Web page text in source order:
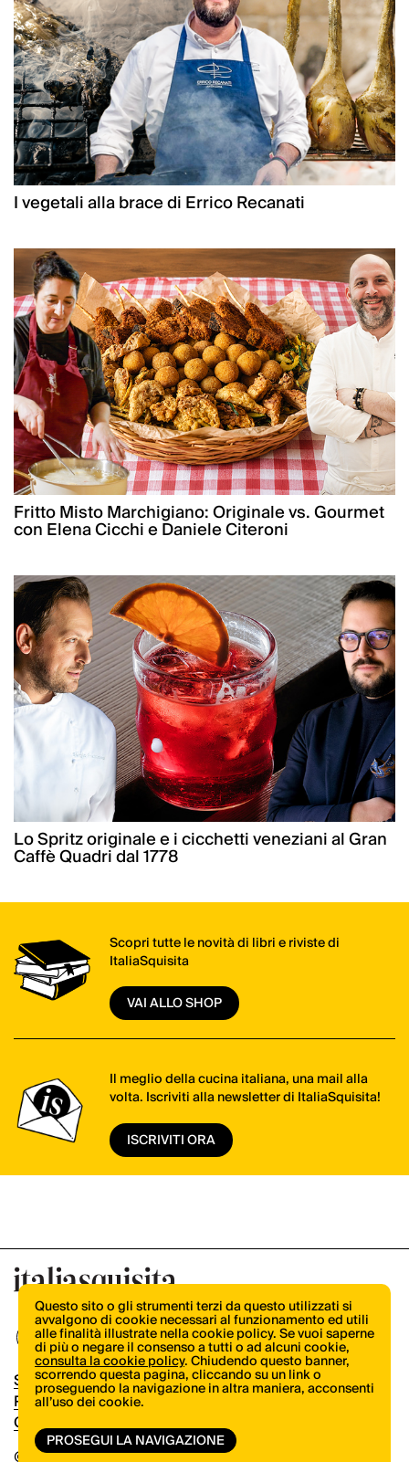
I vegetali alla brace di Errico Recanati
Fritto Misto Marchigiano: Originale vs. Gourmet
con Elena Cicchi e Daniele Citeroni
Lo Spritz originale e i cicchetti veneziani al Gran
Caffè Quadri dal 1778
Scopri tutte le novità di libri e riviste di
ItaliaSquisita
VAI ALLO SHOP
Il meglio della cucina italiana, una mail alla
volta. Iscriviti alla newsletter di ItaliaSquisita!
ISCRIVITI ORA
Shop
Pubblicità
Contatti
Questo sito o gli strumenti terzi da questo utilizzati si
avvalgono di cookie necessari al funzionamento ed utili
alle finalità illustrate nella cookie policy. Se vuoi saperne
di più o negare il consenso a tutti o ad alcuni cookie,
consulta la cookie policy. Chiudendo questo banner,
scorrendo questa pagina, cliccando su un link o
proseguendo la navigazione in altra maniera, acconsenti
all’uso dei cookie.
PROSEGUI LA NAVIGAZIONE